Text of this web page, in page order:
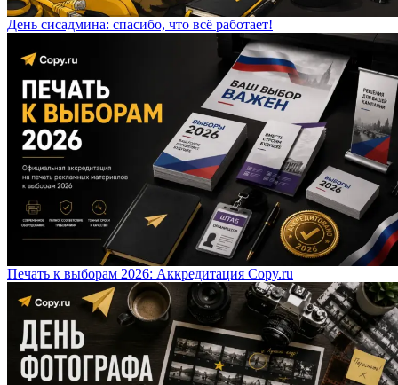
День сисадмина: спасибо, что всё работает!
Печать к выборам 2026: Аккредитация Copy.ru